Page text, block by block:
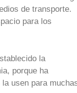
de transporte.
para los
la
porque ha
usen para